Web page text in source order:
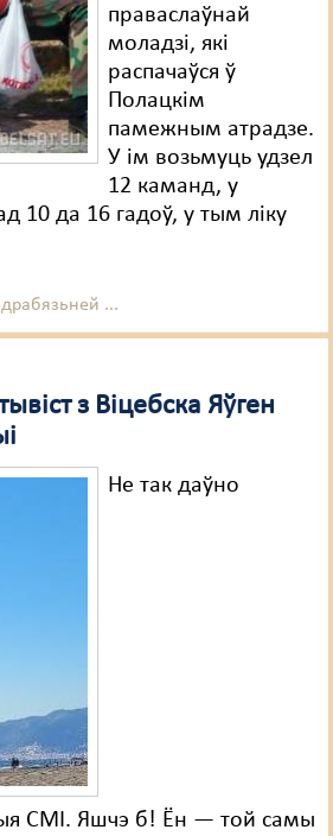
праваслаўнай
моладзі, які
распачаўся ў
Полацкім
памежным атрадзе.
У ім возьмуць удзел
12 каманд, у
10 да 16 гадоў, у тым ліку
...
з Віцебска Яўген
Не так даўно
СМІ. Яшчэ б! Ëн — той самы